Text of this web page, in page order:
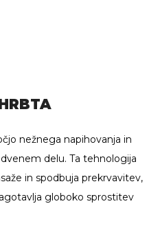
nežnega napihovanja in
delu. Ta tehnologija
in spodbuja prekrvavitev,
globoko sprostitev